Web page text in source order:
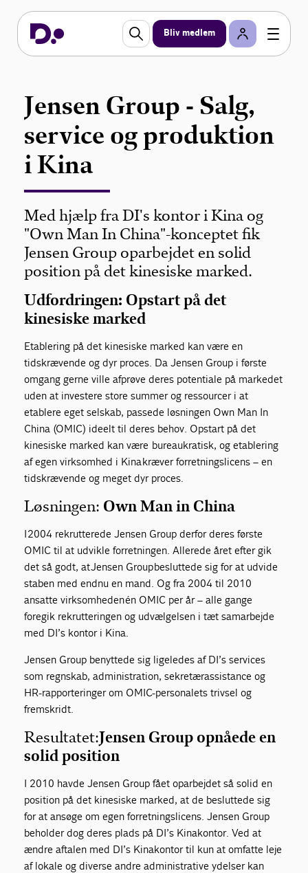
Bliv medlem
Jensen Group - Salg,
service og produktion
i Kina
Med hjælp fra DI's kontor i Kina og
"Own Man In China"-konceptet fik
Jensen Group oparbejdet en solid
position på det kinesiske marked.
Udfordringen: Opstart på det
kinesiske marked
Etablering på det kinesiske marked kan være en
tidskrævende og dyr proces. Da Jensen Group i første
omgang gerne ville afprøve deres potentiale på markedet
uden at investere store summer og ressourcer i at
etablere eget selskab, passede løsningen Own Man In
China (OMIC) ideelt til deres behov. Opstart på det
kinesiske marked kan være bureaukratisk, og etablering
af egen virksomhed i Kina kræver forretningslicens – en
tidskrævende og meget dyr proces.
Løsningen: Own Man in China
I 2004 rekrutterede Jensen Group derfor deres første
OMIC til at udvikle forretningen. Allerede året efter gik
det så godt, at Jensen Group besluttede sig for at udvide
staben med endnu en mand. Og fra 2004 til 2010
ansatte virksomheden én OMIC per år – alle gange
foregik rekrutteringen og udvælgelsen i tæt samarbejde
med DI’s kontor i Kina.
Jensen Group benyttede sig ligeledes af DI’s services
som regnskab, administration, sekretærassistance og
HR-rapporteringer om OMIC-personalets trivsel og
fremskridt.
Resultatet:Jensen Group opnåede en
solid position
I 2010 havde Jensen Group fået oparbejdet så solid en
position på det kinesiske marked, at de besluttede sig
for at ansøge om egen forretningslicens. Jensen Group
beholder dog deres plads på DI’s Kinakontor. Ved at
ændre aftalen med DI’s Kinakontor til kun at omfatte leje
af lokale og diverse andre administrative ydelser kan